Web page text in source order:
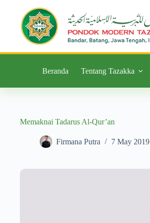
Beranda Tentang Tazakka
Memaknai Tadarus Al-Qur’an
Firmana Putra 7 May 2019